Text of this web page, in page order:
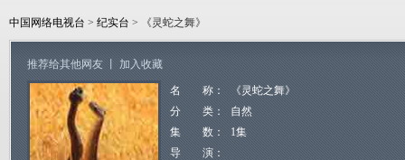
中国网络电视台 > 纪实台 > 《灵蛇之舞》
推荐给其他网友 加入收藏
名 称：
《灵蛇之舞》
分 类：
自然
集 数：
1集
导 演：